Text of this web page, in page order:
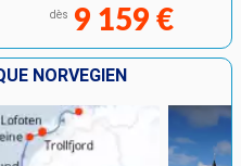
dès 9 159 €
NORVÉGIEN